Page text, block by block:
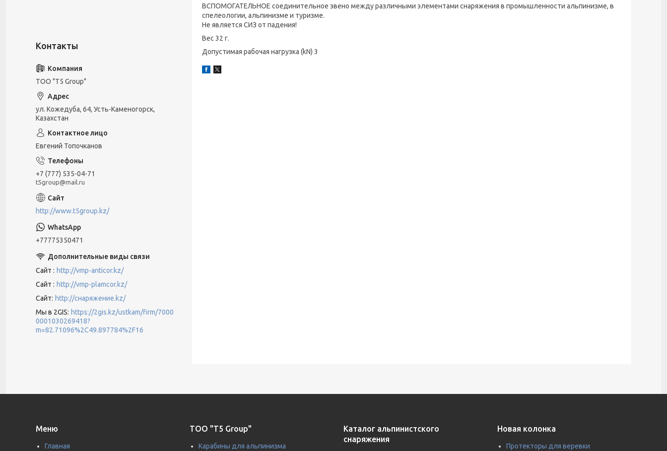
ВСПОМОГАТЕЛЬНОЕ соединительное звено между различными элементами снаряжения в промышленности альпинизме, в
спелеологии, альпинизме и туризме.
Не является СИЗ от падения!
Вес 32 г.
Допустимая рабочая нагрузка (kN) 3
ТОО "T5 Group"
ул. Кожедуба, 64, Усть-Каменогорск,
Казахстан
Евгений Топочканов
+7 (777) 535-04-71
t5group@mail.ru
http://www.t5group.kz/
+77775350471
Сайт
http://vmp-anticor.kz/
Сайт
http://vmp-plamcor.kz/
Сайт
http://снаряжение.kz/
Мы в 2GIS
https://2gis.kz/ustkam/firm/7000
0001030269418?
m=82.71096%2C49.897784%2F16
Меню
Главная
ТОО "T5 Group"
Карабины для альпинизма
Каталог альпинистского
снаряжения
Новая колонка
Протекторы для веревки